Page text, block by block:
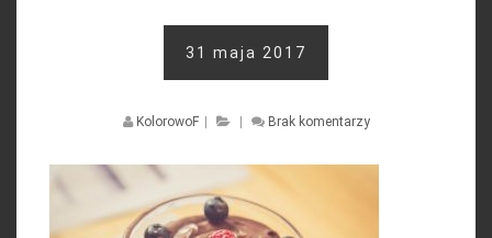
31 maja 2017
KolorowoF Brak komentarzy